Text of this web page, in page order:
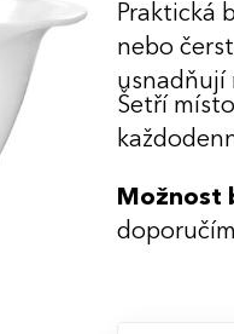
Praktická
nebo
usnadňují
Šetří
Možnost